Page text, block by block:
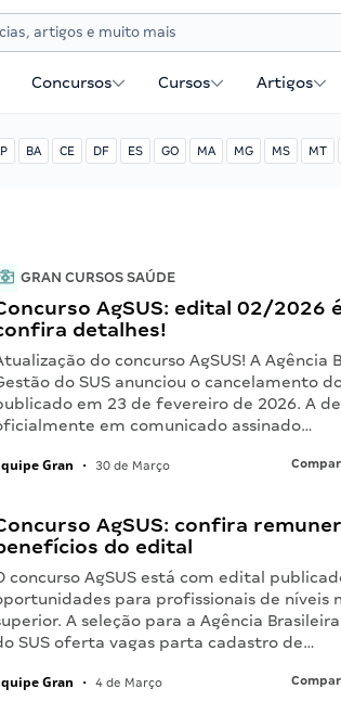
Concursos Cursos Artigos
BA CE DF ES GO MA MG MS MT
GRAN CURSOS SAÚDE
AgSUS: edital 02/2026
detalhes!
do concurso AgSUS! A Agência
do SUS anunciou o cancelamento
em 23 de fevereiro de 2026. A
em comunicado assinado…
Gran • 30 de Março
AgSUS: confira
do edital
concurso AgSUS está com edital
para profissionais de níveis
A seleção para a Agência
SUS oferta vagas parta cadastro de…
Gran • 4 de Março